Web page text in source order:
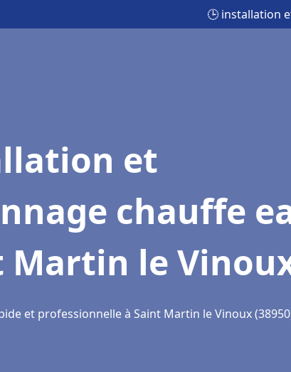
🕒 installation
et
chauffe
Martin le
et professionnelle à Saint Martin le Vinoux